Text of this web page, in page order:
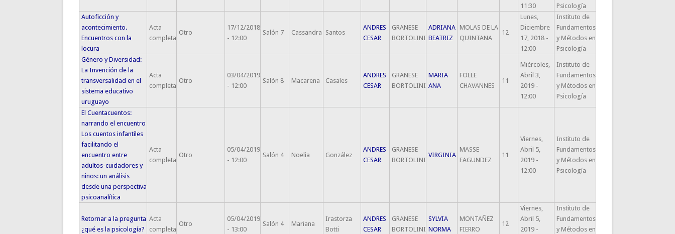
11:30
Psicología
Autoficción y
acontecimiento.
Encuentros con la
locura
Acta
completa
Otro
17/12/2018
- 12:00
Salón 7 Cassandra Santos
ANDRES
CESAR
GRANESE
BORTOLINI
ADRIANA
BEATRIZ
MOLAS DE LA
QUINTANA
12
Lunes,
Diciembre
17, 2018 -
12:00
Instituto de
Fundamentos
y Métodos en
Psicología
Género y Diversidad:
La Invención de la
transversalidad en el
sistema educativo
uruguayo
Acta
completa
Otro
03/04/2019
- 12:00
Salón 8 Macarena Casales
ANDRES
CESAR
GRANESE
BORTOLINI
MARIA
ANA
FOLLE
CHAVANNES
11
Miércoles,
Abril 3,
2019 -
12:00
Instituto de
Fundamentos
y Métodos en
Psicología
El Cuentacuentos:
narrando el encuentro
Los cuentos infantiles
facilitando el
encuentro entre
adultos-cuidadores y
niños: un análisis
desde una perspectiva
psicoanalítica
Acta
completa
Otro
05/04/2019
- 12:00
Salón 4 Noelia González
ANDRES
CESAR
GRANESE
BORTOLINI
VIRGINIA
MASSE
FAGUNDEZ
11
Viernes,
Abril 5,
2019 -
12:00
Instituto de
Fundamentos
y Métodos en
Psicología
Retornar a la pregunta
¿qué es la psicología?
Acta
completa
Otro
05/04/2019
- 13:00
Salón 4 Mariana
Irastorza
Botti
ANDRES
CESAR
GRANESE
BORTOLINI
SYLVIA
NORMA
MONTAÑEZ
FIERRO
12
Viernes,
Abril 5,
2019 -
Instituto de
Fundamentos
y Métodos en